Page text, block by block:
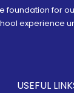
foundation for
experience
USEFUL